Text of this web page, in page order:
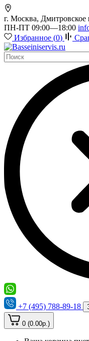
г. Москва, Дмитровское
ПН-ПТ 09:00—18:00
Избранное (0)
+7 (495) 788-89-18
0 (0.00р.)